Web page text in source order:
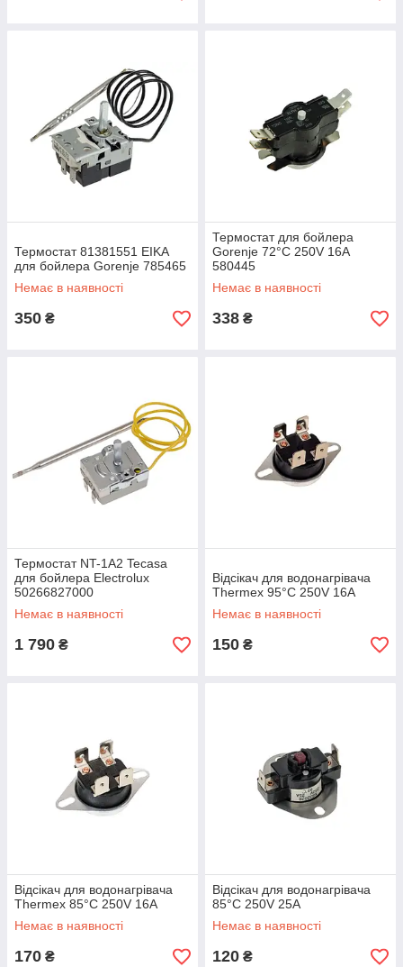
Термостат 81381551 EIKA
для бойлера Gorenje 785465
Немає в наявності
350 ₴
Термостат для бойлера
Gorenje 72°С 250V 16A
580445
Немає в наявності
338 ₴
Термостат NT-1A2 Tecasa
для бойлера Electrolux
50266827000
Немає в наявності
1 790 ₴
Відсікач для водонагрівача
Thermex 95°С 250V 16A
Немає в наявності
150 ₴
Відсікач для водонагрівача
Thermex 85°С 250V 16A
Немає в наявності
170 ₴
Відсікач для водонагрівача
85°С 250V 25A
Немає в наявності
120 ₴